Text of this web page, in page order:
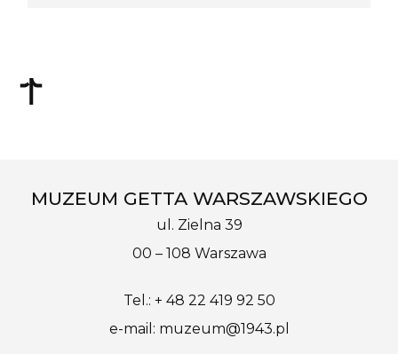
MUZEUM GETTA WARSZAWSKIEGO
ul. Zielna 39
00 – 108 Warszawa
Tel.: + 48 22 419 92 50
e-mail: muzeum@1943.pl